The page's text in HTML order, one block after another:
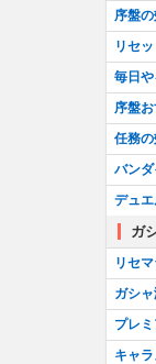
序盤
リセ
毎日や
序盤
任務
バン
デュエ
ガ
リセ
ガシ
プレ
キャ